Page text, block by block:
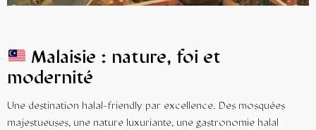
Malaisie : nature, foi et
modernité
Une destination halal-friendly par excellence. Des mosquées
majestueuses, une nature luxuriante, une gastronomie halal